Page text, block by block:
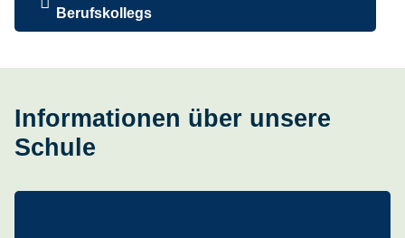
Berufskollegs
Informationen über unsere
Schule